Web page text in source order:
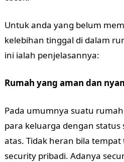
Untuk anda yang belum
kelebihan tinggal di dalam
ini ialah penjelasannya:
Rumah yang aman dan
Pada umumnya suatu
para keluarga dengan status
atas. Tidak heran bila
security pribadi. Adanya